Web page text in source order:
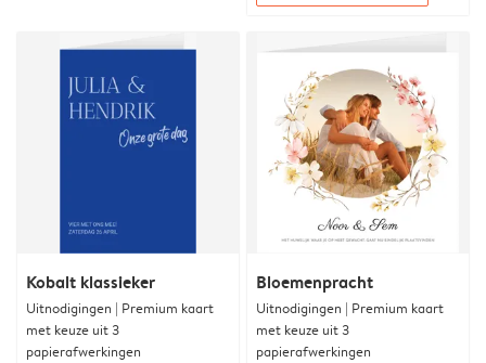
Kobalt klassieker
Uitnodigingen | Premium kaart
met keuze uit 3
papierafwerkingen
Bloemenpracht
Uitnodigingen | Premium kaart
met keuze uit 3
papierafwerkingen